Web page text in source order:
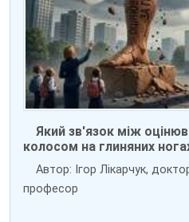
Який зв'язок між
колосом на глиняних
Автор: Ігор Лікарчук,
професор